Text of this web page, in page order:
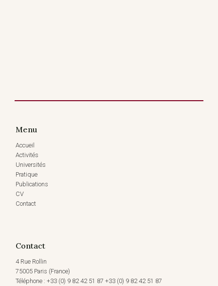
Menu
Accueil
Activités
Universités
Pratique
Publications
CV
Contact
Contact
4 Rue Rollin
75005 Paris (France)
Téléphone : +33 (0) 9 82 42 51 87 +33 (0) 9 82 42 51 87